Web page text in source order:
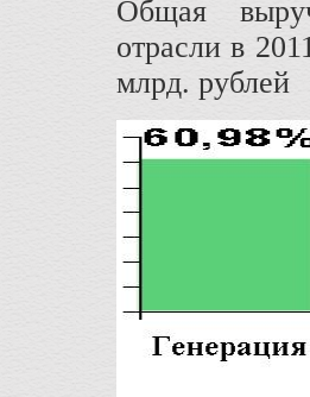
Общая
отрасли в
млрд. рублей